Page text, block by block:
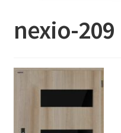
nexio-209